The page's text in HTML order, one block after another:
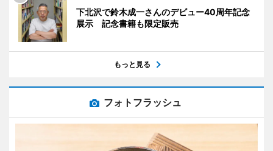
下北沢で鈴木成一さんのデビュー40周年記念
展示 記念書籍も限定販売
もっと見る
フォトフラッシュ